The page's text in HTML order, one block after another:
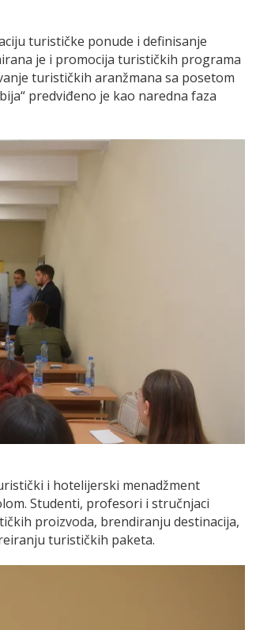
turističke ponude i definisanje
je i promocija turističkih programa
turističkih aranžmana sa posetom
predviđeno je kao naredna faza
i hotelijerski menadžment
Studenti, profesori i stručnjaci
proizvoda, brendiranju destinacija,
turističkih paketa.